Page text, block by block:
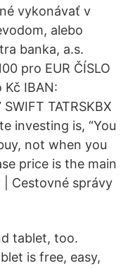
vykonávať v
alebo
banka, a.s.
pro EUR ČÍSLO
Kč IBAN:
TATRSKBX
investing is, “You
not when you
price is the main
Cestovné správy
tablet, too.
is free, easy,